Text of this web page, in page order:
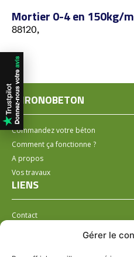
Gérer le
Mortier 0-4 en 150kg/
88120,
CHRONOBETON
Commandez votre béton
Comment ça fonctionne ?
A propos
Vos travaux
LIENS
Contact